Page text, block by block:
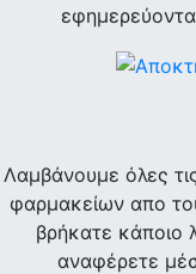
Λαμβάνουμε όλες
φαρμακείων απο
βρήκατε κάποιο
αναφέρετε